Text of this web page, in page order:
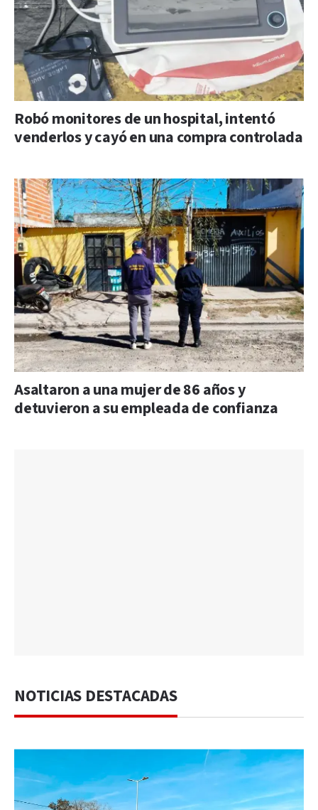
Robó monitores de un hospital, intentó
venderlos y cayó en una compra controlada
Asaltaron a una mujer de 86 años y
detuvieron a su empleada de confianza
NOTICIAS DESTACADAS